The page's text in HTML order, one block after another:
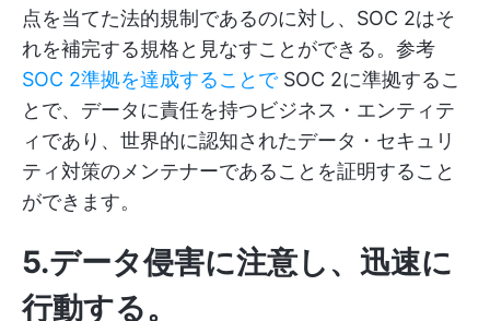
点を当てた法的規制であるのに対し、SOC 2はそ
れを補完する規格と見なすことができる。参考
SOC 2準拠を達成することでSOC 2に準拠するこ
とで、データに責任を持つビジネス・エンティテ
ィであり、世界的に認知されたデータ・セキュリ
ティ対策のメンテナーであることを証明すること
ができます。
5.データ侵害に注意し、迅速に
行動する。